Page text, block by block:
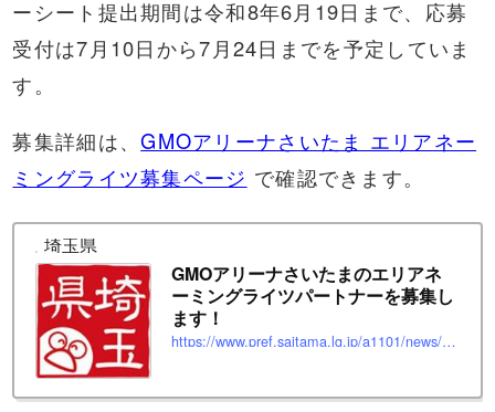
ーシート提出期間は令和8年6月19日まで、応募
受付は7月10日から7月24日までを予定していま
す。
募集詳細は、GMOアリーナさいたま エリアネー
ミングライツ募集ページ で確認できます。
埼玉県
GMOアリーナさいたまのエリアネ
ーミングライツパートナーを募集し
ます！
https://www.pref.saitama.lg.jp/a1101/news/page/news2026051501.html